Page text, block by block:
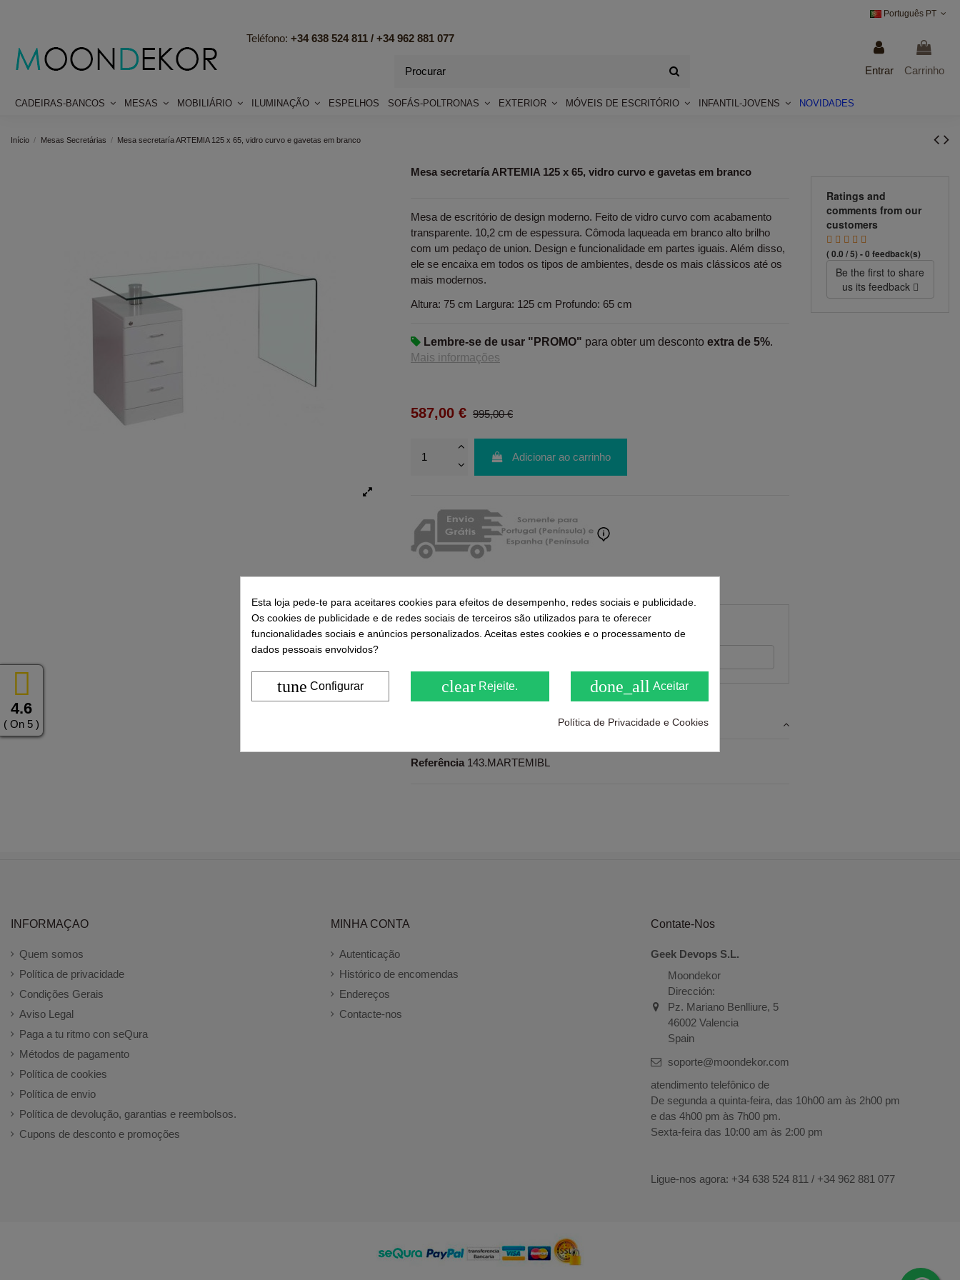
4.6
( On 5 )
Português PT
Teléfono: +34 638 524 811 / +34 962 881 077
Entrar Carrinho
CADEIRAS-BANCOS MESAS MOBILIÁRIO ILUMINAÇÃO ESPELHOS SOFÁS-POLTRONAS EXTERIOR MÓVEIS DE ESCRITÓRIO INFANTIL-JOVENS NOVIDADES
Início Mesas Secretárias Mesa secretaría ARTEMIA 125 x 65, vidro curvo e gavetas em branco
Mesa secretaría ARTEMIA 125 x 65, vidro curvo e gavetas em branco
Mesa de escritório de design moderno. Feito de vidro curvo com acabamento
transparente. 10,2 cm de espessura. Cômoda laqueada em branco alto brilho
com um pedaço de union. Design e funcionalidade em partes iguais. Além disso,
ele se encaixa em todos os tipos de ambientes, desde os mais clássicos até os
mais modernos.
Altura: 75 cm Largura: 125 cm Profundo: 65 cm
Lembre-se de usar "PROMO" para obter um desconto extra de 5%.
Mais informações
587,00 € 995,00 €
Adicionar ao carrinho
Ratings and comments from our customers
( 0.0 / 5) - 0 feedback(s)
Referência 143.MARTEMIBL
Ratings and
comments from our
customers
( 0.0 / 5) - 0 feedback(s)
Be the first to share
us its feedback
INFORMAÇAO
Quem somos
Política de privacidade
Condições Gerais
Aviso Legal
Paga a tu ritmo con seQura
Métodos de pagamento
Política de cookies
Política de envio
Política de devolução, garantias e reembolsos.
Cupons de desconto e promoções
MINHA CONTA
Autenticação
Histórico de encomendas
Endereços
Contacte-nos
Contate-Nos
Geek Devops S.L.
Moondekor
Dirección:
Pz. Mariano Benlliure, 5
46002 Valencia
Spain
soporte@moondekor.com
atendimento telefônico de
De segunda a quinta-feira, das 10h00 am às 2h00 pm
e das 4h00 pm às 7h00 pm.
Sexta-feira das 10:00 am às 2:00 pm
Ligue-nos agora: +34 638 524 811 / +34 962 881 077
Esta loja pede-te para aceitares cookies para efeitos de desempenho, redes sociais e publicidade.
Os cookies de publicidade e de redes sociais de terceiros são utilizados para te oferecer
funcionalidades sociais e anúncios personalizados. Aceitas estes cookies e o processamento de
dados pessoais envolvidos?
tune Configurar clear Rejeite. done_all Aceitar
Política de Privacidade e Cookies